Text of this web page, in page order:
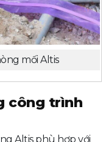
mối Altis
công trình
Altis phù hợp với